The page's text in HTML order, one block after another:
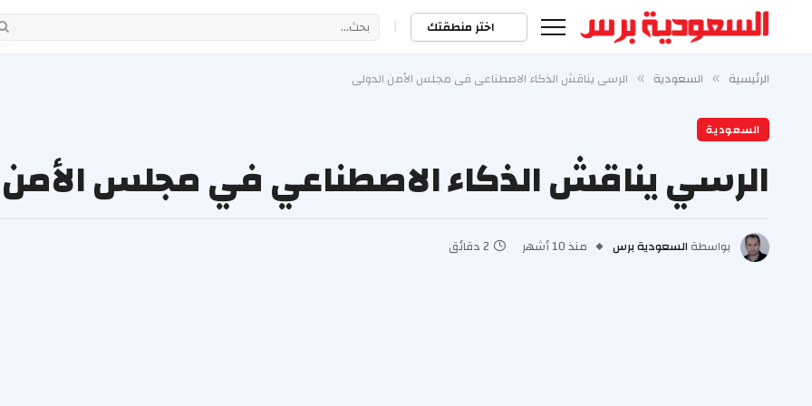
اختر منطقتك |
الرئيسية » السعودية » الرسي يناقش الذكاء الاصطناعي في مجلس الأمن الدولي
السعودية
الرسي يناقش الذكاء الاصطناعي في مجلس
بواسطة السعودية برس منذ 10 أشهر 2 دقائق